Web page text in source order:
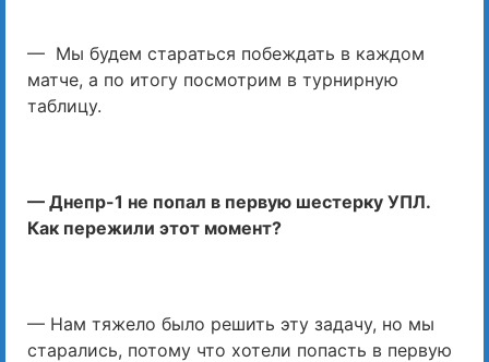
— Мы будем стараться побеждать в каждом
матче, а по итогу посмотрим в турнирную
таблицу.
— Днепр-1 не попал в первую шестерку УПЛ.
Как пережили этот момент?
— Нам тяжело было решить эту задачу, но мы
старались, потому что хотели попасть в первую